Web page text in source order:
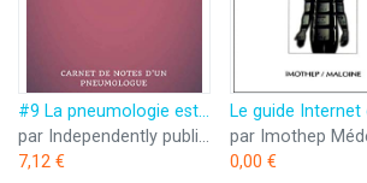
#9 La pneumologie est mon oxygène | Carnet de notes d'un médecin pneumologue: Intérieur ligné | 130 pages | Dimensions pratiques : 6" x 9" (15,24cm x 22,86cm)
par Independently published
7,12 €
0,00 €